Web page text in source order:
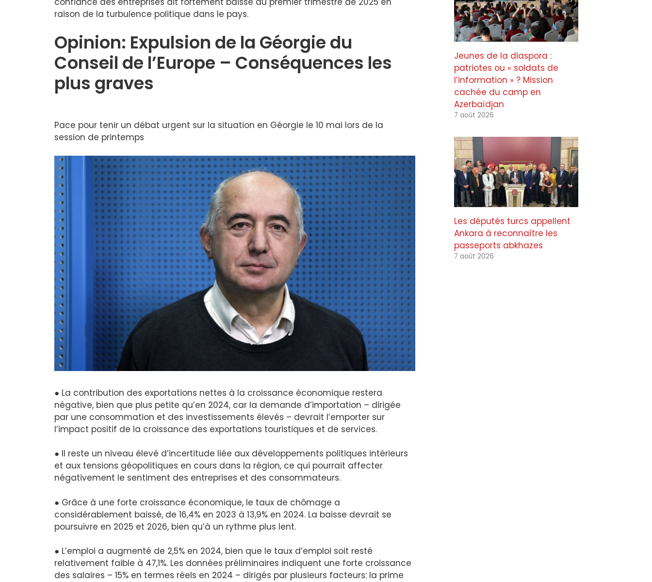
raison de la turbulence politique dans le pays.
Opinion: Expulsion de la Géorgie du
Conseil de l’Europe – Conséquences les
plus graves
Pace pour tenir un débat urgent sur la situation en Géorgie le 10 mai lors de la
session de printemps
● La contribution des exportations nettes à la croissance économique restera
négative, bien que plus petite qu’en 2024, car la demande d’importation – dirigée
par une consommation et des investissements élevés – devrait l’emporter sur
l’impact positif de la croissance des exportations touristiques et de services.
● Il reste un niveau élevé d’incertitude liée aux développements politiques intérieurs
et aux tensions géopolitiques en cours dans la région, ce qui pourrait affecter
négativement le sentiment des entreprises et des consommateurs.
● Grâce à une forte croissance économique, le taux de chômage a
considérablement baissé, de 16,4% en 2023 à 13,9% en 2024. La baisse devrait se
poursuivre en 2025 et 2026, bien qu’à un rythme plus lent.
● L’emploi a augmenté de 2,5% en 2024, bien que le taux d’emploi soit resté
relativement faible à 47,1%. Les données préliminaires indiquent une forte croissance
des salaires – 15% en termes réels en 2024 – dirigés par plusieurs facteurs: la prime
Jeunes de la diaspora :
patriotes ou « soldats de
l’information » ? Mission
cachée du camp en
Azerbaïdjan
7 août 2026
Les députés turcs appellent
Ankara à reconnaître les
passeports abkhazes
7 août 2026